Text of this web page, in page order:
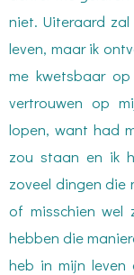
niet. Uiteraard
leven, maar ik
me kwetsbaar
vertrouwen op
lopen, want had
zou staan en ik
zoveel dingen die
of misschien wel
hebben die
heb in mijn leven